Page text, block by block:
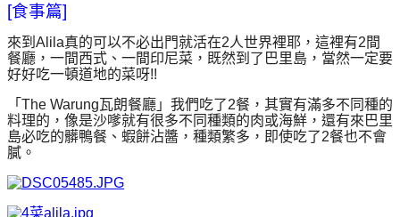
[食事篇]
來到Alila真的可以不必出門就活在2人世界裡耶，這裡有2間
餐廳，一間西式、一間印尼菜，既然到了巴里島，當然一定要
好好吃一頓道地的菜呀!!
「The Warung瓦朗餐廳」我們吃了2餐，其實有滿多不同種的
料理的，像是沙嗲就有很多不同種類的肉或海鮮，還有來巴里
島必吃的髒鴨餐、蝦餅沾醬，種類繁多，即使吃了2餐也不會
膩 。